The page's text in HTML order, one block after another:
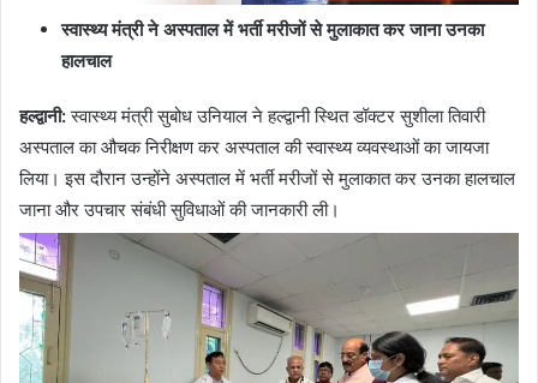
स्वास्थ्य मंत्री ने अस्पताल में भर्ती मरीजों से मुलाकात कर जाना उनका
हालचाल
हल्द्वानी:स्वास्थ्य मंत्री सुबोध उनियाल ने हल्द्वानी स्थित डॉक्टर सुशीला तिवारी
अस्पताल का औचक निरीक्षण कर अस्पताल की स्वास्थ्य व्यवस्थाओं का जायजा
लिया। इस दौरान उन्होंने अस्पताल में भर्ती मरीजों से मुलाकात कर उनका हालचाल
जाना और उपचार संबंधी सुविधाओं की जानकारी ली।